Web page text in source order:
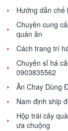
Hướng dẫn chế
Chuyên cung
quán ăn
Cách trang trí
Chuyên sỉ há
0903835562
Ăn Chay Dùng
Nam định ship
Hộp trái cây
ưa chuộng